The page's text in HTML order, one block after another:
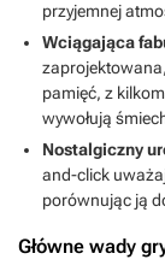
przyjemnej
Wciągająca
pamięć, z
wywołują
Nostalgiczny
and-click
porównując ją
Główne wady